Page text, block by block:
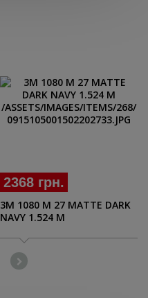
2368 грн.
3M 1080 M 27 MATTE DARK
NAVY 1.524 M